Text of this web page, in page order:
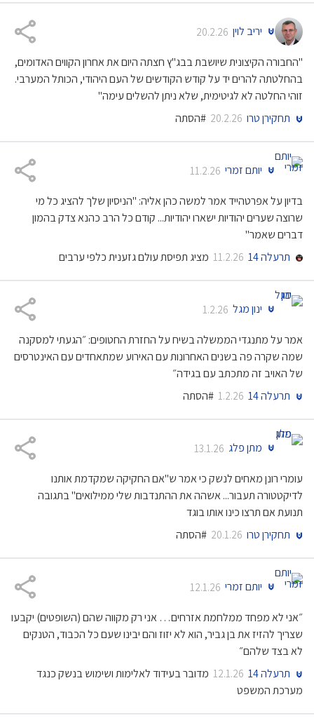
יריב לוין 20.2.26
"החבורה הקיצונית שיושבת בבג"ץ חצתה היום את אחרון הקווים האדומים,
בהחלטתה להרים יד על קודש הקודשים של העם היהודי, הכותל המערבי.
זוהי החלטה לא לגיטימית, שלא ניתן להשלים עימה"
תחקירן טרו 20.2.26 #הסתה
יותם זמרי 11.2.26
בדיון על אפרטהייד אמר למשה כהן אליה: "הניסיון שלך להציג כל מי
שרוצה שערים יהודיות ישארו יהודיות... קודם כל הרב כהנא צדק בהמון
דברים שאמר"
תרעלה 14
11.2.26 מציג תפיסת עולם גזענית כלפי ערבים
ינון מגל 1.2.26
אמר על מתנגדי הממשלה בשיח על החזרת החטופים: ״הגעתי למסקנה
שמה שקרה פה בשנים האחרונות עם האירוע שמתאחדים עם האינטרסים
של האויב זה מתכתב עם בגידה״
תרעלה 14
1.2.26 #הסתה
מתן פלג 13.1.26
עומרי רונן מאחים לנשק כי אמר ש"אם החקיקה שמקדמת אותנו
לדיקטטורה תעבור... אשהה את ההתנדבות שלי ממילואים" בתגובה
תנועת אם תרצו כינו אותו בוגד
תחקירן טרו 20.1.26 #הסתה
יותם זמרי 12.1.26
״אני לא מפחד ממלחמת אזרחים… אני רק מקווה שהם (השופטים) יקבעו
שצריך להזיז את בן גביר, הוא לא יזוז והם יבינו שעם כל הכבוד, הטנקים
לא בצד שלהם״
תרעלה 14
12.1.26 מדובר בעידוד לאלימות ושימוש בנשק כנגד
מערכת המשפט